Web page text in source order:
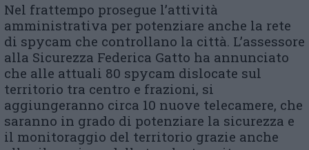
Nel frattempo prosegue l’attività
amministrativa per potenziare anche la rete
di spycam che controllano la città. L’assessore
alla Sicurezza Federica Gatto ha annunciato
che alle attuali 80 spycam dislocate sul
territorio tra centro e frazioni, si
aggiungeranno circa 10 nuove telecamere, che
saranno in grado di potenziare la sicurezza e
il monitoraggio del territorio grazie anche